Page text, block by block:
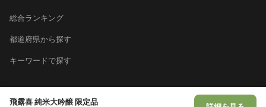
飛露喜 純米大吟醸 限定品
総合ランキング
都道府県から探す
キーワードで探す